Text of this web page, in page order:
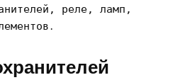
реле, ламп,